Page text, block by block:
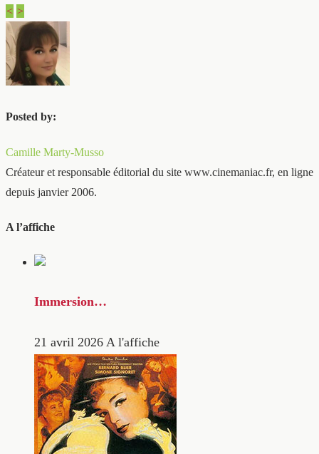
< >
Posted by:
Camille Marty-Musso
Créateur et responsable éditorial du site www.cinemaniac.fr, en ligne
depuis janvier 2006.
A l’affiche
Immersion…
21 avril 2026 A l'affiche